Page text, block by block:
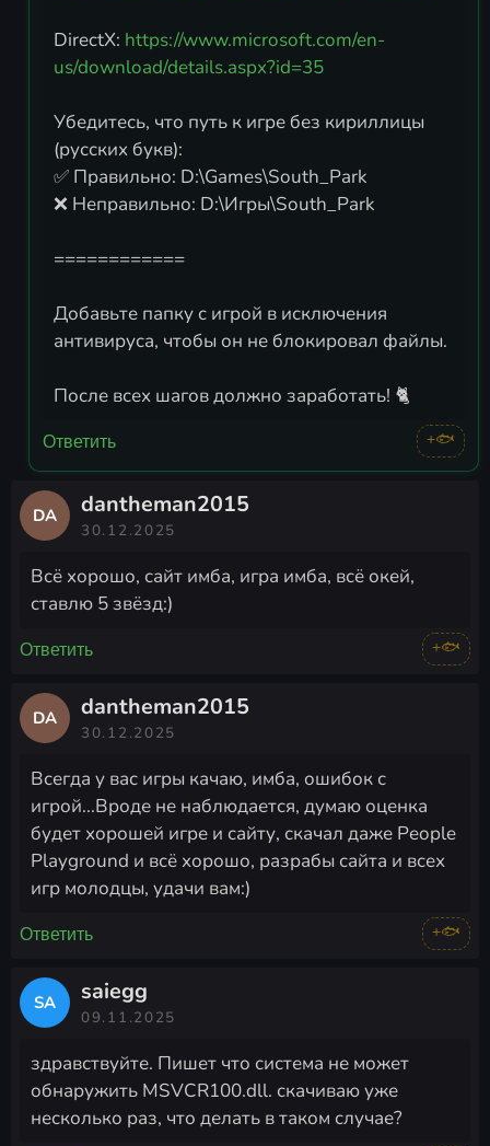
DirectX: https://www.microsoft.com/en-
us/download/details.aspx?id=35
Убедитесь, что путь к игре без кириллицы
(русских букв):
✅ Правильно: D:\Games\South_Park
❌ Неправильно: D:\Игры\South_Park
============
Добавьте папку с игрой в исключения
антивируса, чтобы он не блокировал файлы.
После всех шагов должно заработать! 🐈
Ответить +🐟
DA dantheman2015
30.12.2025
Всё хорошо, сайт имба, игра имба, всё окей,
ставлю 5 звёзд:)
Ответить +🐟
DA dantheman2015
30.12.2025
Всегда у вас игры качаю, имба, ошибок с
игрой...Вроде не наблюдается, думаю оценка
будет хорошей игре и сайту, скачал даже People
Playground и всё хорошо, разрабы сайта и всех
игр молодцы, удачи вам:)
Ответить +🐟
SA saiegg
09.11.2025
здравствуйте. Пишет что система не может
обнаружить MSVCR100.dll. скачиваю уже
несколько раз, что делать в таком случае?